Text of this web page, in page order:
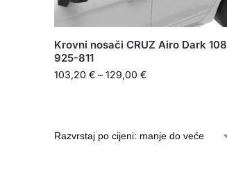
Krovni nosači CRUZ Airo Dark 108
925-811
103,20 € – 129,00 €